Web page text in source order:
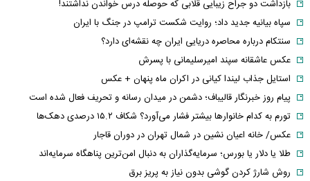
بازداشت دو جراح زیبایی قلابی که حوصله درس خواندن نداشتند!
سپاه بیانیه جدید داد؛ روایت شکست ترامپ در جنگ با ایران
سنتکام درباره محاصره دریایی ایران چه نقشه‌ای دارد؟
عکس عاشقانه سپند امیرسلیمانی با پسرش
استایل جذاب لیندا کیانی در اکران ماه پنهان + عکس
پیام روز خبرنگار قالیباف؛ دشمن در میدان رسانه و تحریف فعال شده است
تورم به کدام خانوارها بیشتر فشار می‌آورد؟ شکاف ۱۵.۲ درصدی دهک‌ها
عکس/ خانه اعیان نشین در شمال تهران در دوران قاجار
طلا یا دلار یا بورس؛ سرمایه‌گذاران به دنبال امن‌ترین پناهگاه سرمایه‌اند
روش شارژ کردن گوشی بدون نیاز به پریز برق